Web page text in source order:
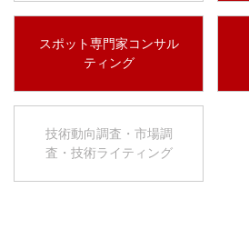
スポット専門家コンサル
ティング
技術動向調査・市場調
査・技術ライティング